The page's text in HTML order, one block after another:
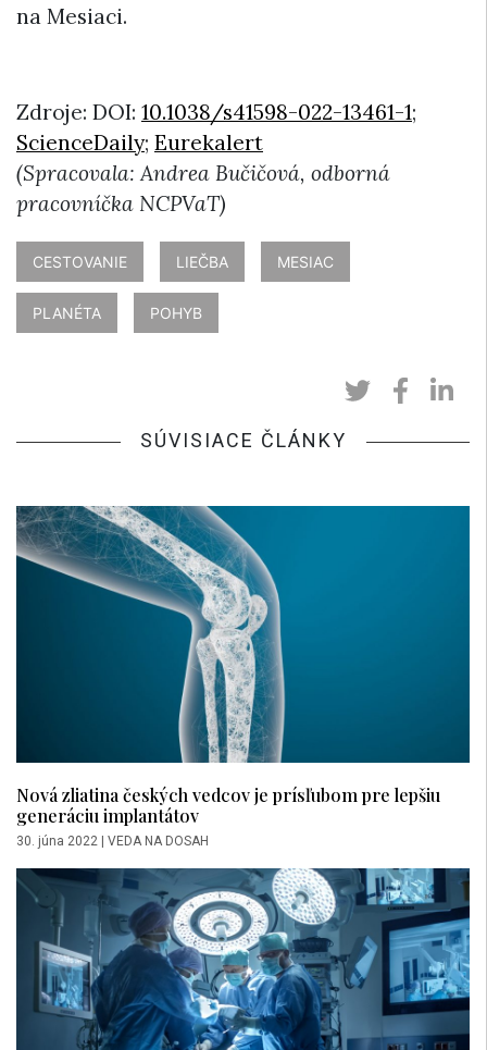
na Mesiaci.
Zdroje: DOI: 10.1038/s41598-022-13461-1;
ScienceDaily; Eurekalert
(Spracovala: Andrea Bučičová, odborná
pracovníčka NCPVaT)
CESTOVANIE LIEČBA MESIAC
PLANÉTA POHYB
SÚVISIACE ČLÁNKY
Nová zliatina českých vedcov je prísľubom pre lepšiu
generáciu implantátov
30. júna 2022 VEDA NA DOSAH